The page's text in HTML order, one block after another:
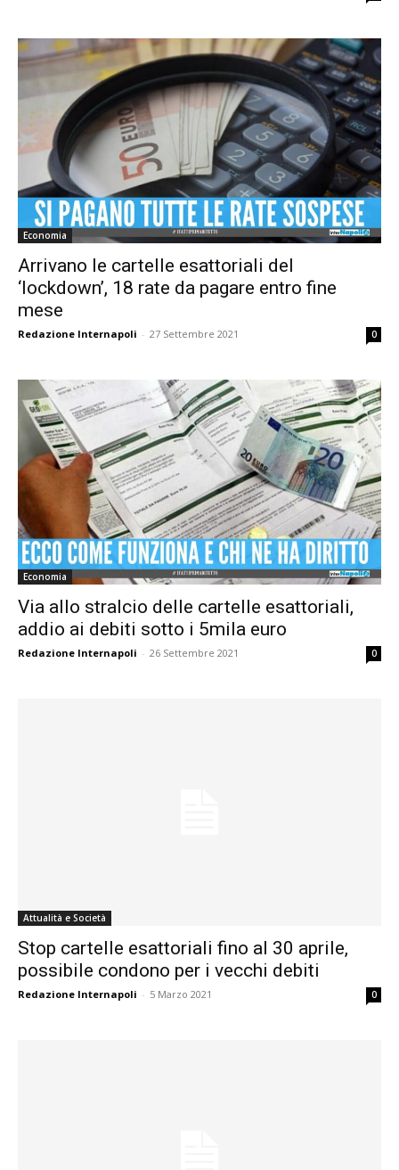
Economia
Arrivano le cartelle esattoriali del
‘lockdown’, 18 rate da pagare entro fine
mese
Redazione Internapoli - 27 Settembre 2021 0
Economia
Via allo stralcio delle cartelle esattoriali,
addio ai debiti sotto i 5mila euro
Redazione Internapoli - 26 Settembre 2021 0
Attualità e Società
Stop cartelle esattoriali fino al 30 aprile,
possibile condono per i vecchi debiti
Redazione Internapoli - 5 Marzo 2021 0